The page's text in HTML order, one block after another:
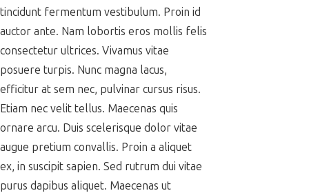
tincidunt fermentum vestibulum. Proin id
auctor ante. Nam lobortis eros mollis felis
consectetur ultrices. Vivamus vitae
posuere turpis. Nunc magna lacus,
efficitur at sem nec, pulvinar cursus risus.
Etiam nec velit tellus. Maecenas quis
ornare arcu. Duis scelerisque dolor vitae
augue pretium convallis. Proin a aliquet
ex, in suscipit sapien. Sed rutrum dui vitae
purus dapibus aliquet. Maecenas ut